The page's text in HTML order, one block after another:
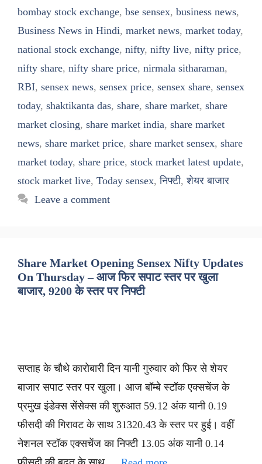
bombay stock exchange, bse sensex, business news,
Business News in Hindi, market news, market today,
national stock exchange, nifty, nifty live, nifty price,
nifty share, nifty share price, nirmala sitharaman,
RBI, sensex news, sensex price, sensex share, sensex
today, shaktikanta das, share, share market, share
market closing, share market india, share market
news, share market price, share market sensex, share
market today, share price, stock market latest update,
stock market live, Today sensex,निफ्टी,शेयर बाजार
Leave a comment
Share Market Opening Sensex Nifty Updates
On Thursday – आज फिर सपाट स्तर पर खुला
बाजार, 9200 के स्तर पर निफ्टी
सप्ताह के चौथे कारोबारी दिन यानी गुरुवार को फिर से शेयर
बाजार सपाट स्तर पर खुला। आज बॉम्बे स्टॉक एक्सचेंज के
प्रमुख इंडेक्स सेंसेक्स की शुरुआत 59.12 अंक यानी 0.19
फीसदी की गिरावट के साथ 31320.43 के स्तर पर हुई। वहीं
नेशनल स्टॉक एक्सचेंज का निफ्टी 13.05 अंक यानी 0.14